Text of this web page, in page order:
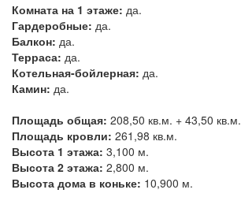
Комната на 1 этаже: да.
Гардеробные: да.
Балкон: да.
Терраса: да.
Котельная-бойлерная: да.
Камин: да.
Площадь общая: 208,50 кв.м. + 43,50 кв.м.
Площадь кровли: 261,98 кв.м.
Высота 1 этажа: 3,100 м.
Высота 2 этажа: 2,800 м.
Высота дома в коньке: 10,900 м.